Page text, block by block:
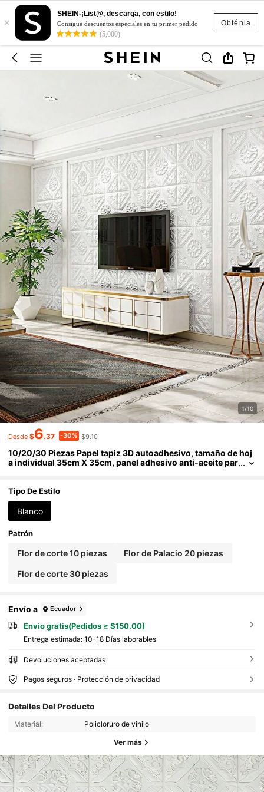
Obténla
×
SHEIN-¡List@, descarga, con estilo!
Consigue descuentos especiales en tu primer pedido
(5,000)
1/10
Desde $6.37 -30% $9.10
10/20/30 Piezas Papel tapiz 3D autoadhesivo, tamaño de hoj
a individual 35cm X 35cm, panel adhesivo anti-aceite par
nodoros, paredes de dormitorios, etc. El papel tapiz se puede
aplicar simplemente retirando el papel protector.
Tipo De Estilo
Blanco
Patrón
Flor de corte 10 piezas Flor de Palacio 20 piezas
Flor de corte 30 piezas
Envío a Ecuador
Envío gratis(Pedidos ≥ $150.00)
Entrega estimada: 10-18 Días laborables
Devoluciones aceptadas
Pagos seguros · Protección de privacidad
Detalles Del Producto
Material: Policloruro de vinilo
Ver más